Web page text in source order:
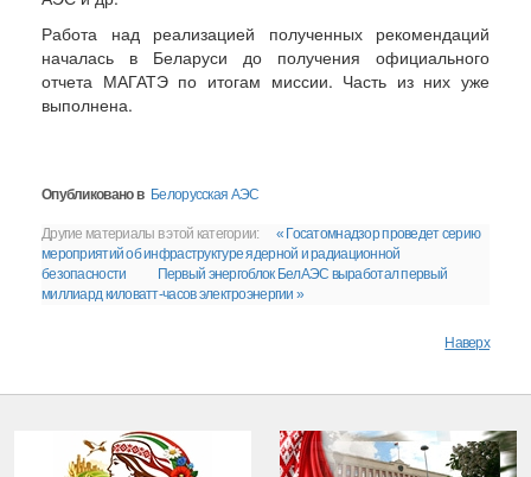
Работа над реализацией полученных рекомендаций
началась в Беларуси до получения официального
отчета МАГАТЭ по итогам миссии. Часть из них уже
выполнена.
Опубликовано в Белорусская АЭС
Другие материалы в этой категории:
« Госатомнадзор проведет серию
мероприятий об инфраструктуре ядерной и радиационной
безопасности
Первый энергоблок БелАЭС выработал первый
миллиард киловатт-часов электроэнергии »
Наверх